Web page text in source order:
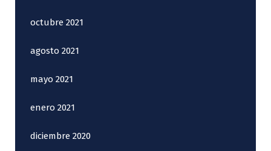
octubre 2021
agosto 2021
mayo 2021
enero 2021
diciembre 2020